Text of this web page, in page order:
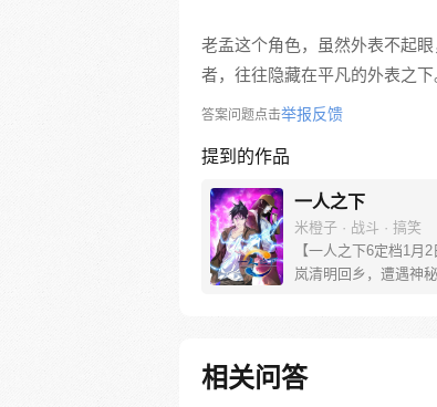
老孟这个角色，虽然外表不起
者，往往隐藏在平凡的外表之下
答案问题点击举报反馈
提到的作品
一人之下
米橙子 · 战斗 · 搞笑
【一人之下6定档1月
岚清明回乡，遭遇神
己与爷爷身上的秘密
彻底颠覆，与冯宝宝一
相关问答